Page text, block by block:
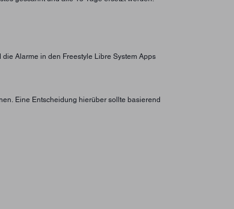
Alarme in den Freestyle Libre System Apps
Eine Entscheidung hierüber sollte basierend